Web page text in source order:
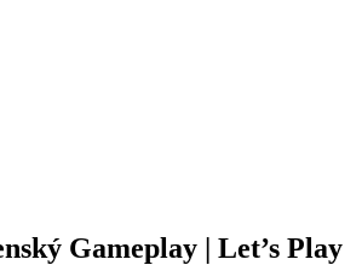
Gameplay | Let’s Play